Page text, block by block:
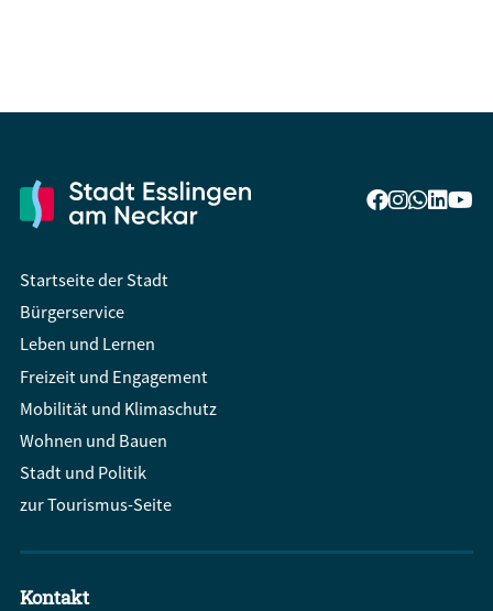
Startseite der Stadt
Bürgerservice
Leben und Lernen
Freizeit und Engagement
Mobilität und Klimaschutz
Wohnen und Bauen
Stadt und Politik
zur Tourismus-Seite
Kontakt